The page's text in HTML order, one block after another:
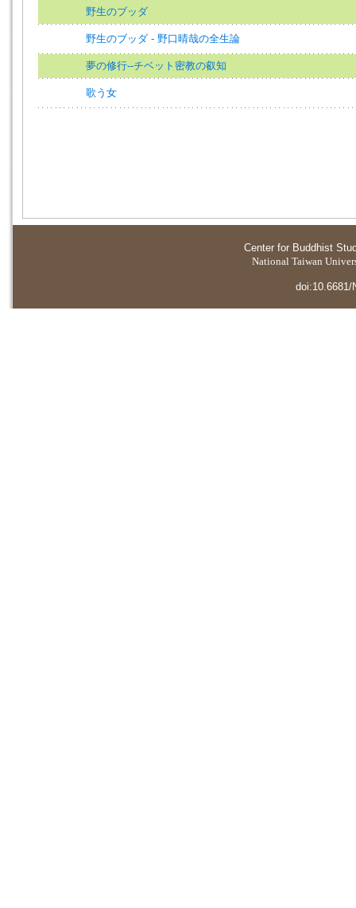
野生のブッダ
野生のブッダ - 野口晴哉の全生論
夢の修行--チベット密教の叡知
歌う女
Center for Buddhist
National Taiwan
doi:10.6681/